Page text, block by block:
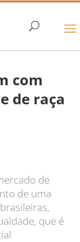
com
de raça
de
de uma
que é